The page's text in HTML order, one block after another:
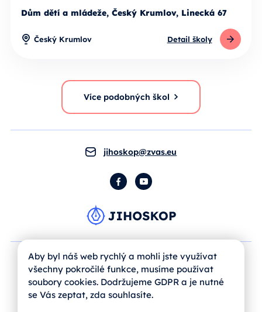
Dům dětí a mládeže, Český Krumlov, Linecká 67
Český Krumlov Detail školy
Více podobných škol
jihoskop@zvas.eu
FacebookYouTube
Aby byl náš web rychlý a mohli jste využívat
všechny pokročilé funkce, musíme používat
soubory cookies. Dodržujeme GDPR a je nutné
se Vás zeptat, zda souhlasíte.